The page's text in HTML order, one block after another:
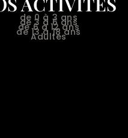
de 0 à 3 ans
de 3 à 6 ans
de 6 à 12 ans
de 13 à 18 ans
Adultes